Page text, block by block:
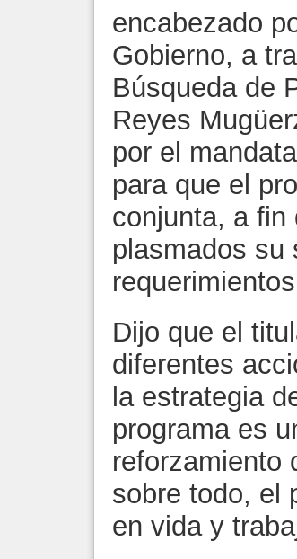
encabezado
Gobierno, a
Búsqueda de
Reyes
por el
para que el
conjunta, a fin
plasmados su
Dijo que el
diferentes
la estrategia
programa es
reforzamiento
sobre todo, el
en vida y